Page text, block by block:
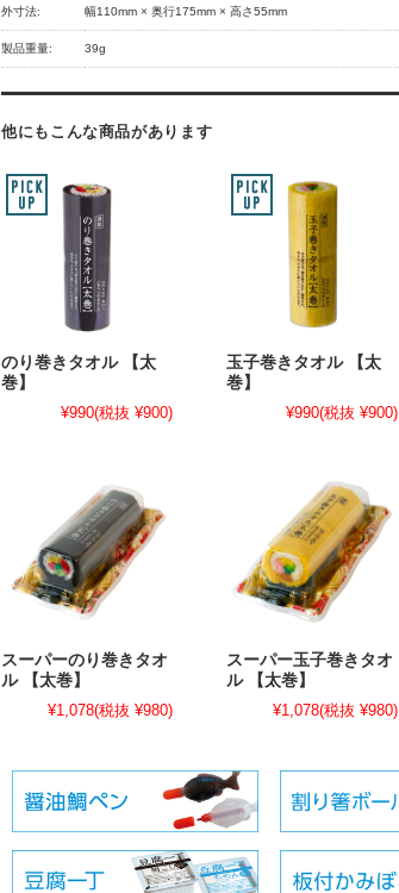
外寸法: 幅110mm × 奥行175mm × 高さ55mm
製品重量: 39g
他にもこんな商品があります
のり巻きタオル 【太
巻】
¥990(税抜 ¥900)
玉子巻きタオル 【太
巻】
¥990(税抜 ¥900)
スーパーのり巻きタオ
ル 【太巻】
¥1,078(税抜 ¥980)
スーパー玉子巻きタオ
ル 【太巻】
¥1,078(税抜 ¥980)